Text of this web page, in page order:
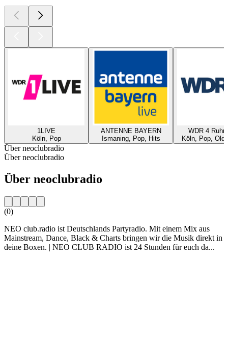
1LIVE
Köln, Pop
ANTENNE BAYERN
Ismaning, Pop, Hits
WDR 4
Köln, Pop,
Über neoclubradio
Über neoclubradio
Über neoclubradio
(0)
NEO club.radio ist Deutschlands Partyradio. Mit einem Mix aus
Mainstream, Dance, Black & Charts bringen wir die Musik direkt in
deine Boxen. | NEO CLUB RADIO ist 24 Stunden für euch da...